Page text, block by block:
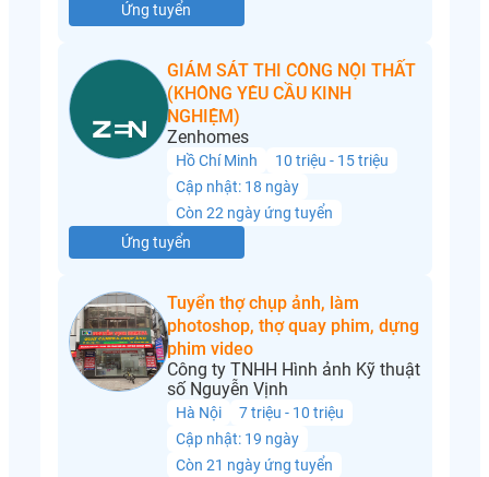
Ứng tuyển
GIÁM SÁT THI CÔNG NỘI THẤT
(KHÔNG YÊU CẦU KINH
NGHIỆM)
Zenhomes
Hồ Chí Minh
10 triệu - 15 triệu
Cập nhật: 18 ngày
Còn 22 ngày ứng tuyển
Ứng tuyển
Tuyển thợ chụp ảnh, làm
photoshop, thợ quay phim, dựng
phim video
Công ty TNHH Hình ảnh Kỹ thuật
số Nguyễn Vịnh
Hà Nội
7 triệu - 10 triệu
Cập nhật: 19 ngày
Còn 21 ngày ứng tuyển